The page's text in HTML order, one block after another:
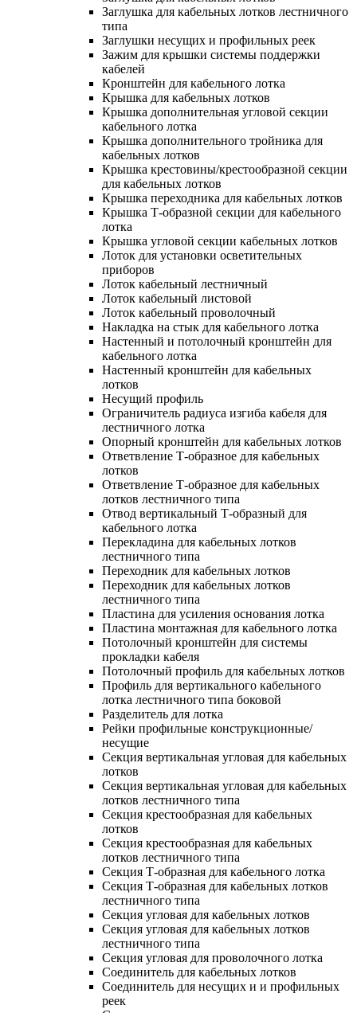
Заглушка для кабельных лотков лестничного
типа
Заглушки несущих и профильных реек
Зажим для крышки системы поддержки
кабелей
Кронштейн для кабельного лотка
Крышка для кабельных лотков
Крышка дополнительная угловой секции
кабельного лотка
Крышка дополнительного тройника для
кабельных лотков
Крышка крестовины/крестообразной секции
для кабельных лотков
Крышка переходника для кабельных лотков
Крышка Т-образной секции для кабельного
лотка
Крышка угловой секции кабельных лотков
Лоток для установки осветительных
приборов
Лоток кабельный лестничный
Лоток кабельный листовой
Лоток кабельный проволочный
Накладка на стык для кабельного лотка
Настенный и потолочный кронштейн для
кабельного лотка
Настенный кронштейн для кабельных
лотков
Несущий профиль
Ограничитель радиуса изгиба кабеля для
лестничного лотка
Опорный кронштейн для кабельных лотков
Ответвление Т-образное для кабельных
лотков
Ответвление Т-образное для кабельных
лотков лестничного типа
Отвод вертикальный Т-образный для
кабельного лотка
Перекладина для кабельных лотков
лестничного типа
Переходник для кабельных лотков
Переходник для кабельных лотков
лестничного типа
Пластина для усиления основания лотка
Пластина монтажная для кабельного лотка
Потолочный кронштейн для системы
прокладки кабеля
Потолочный профиль для кабельных лотков
Профиль для вертикального кабельного
лотка лестничного типа боковой
Разделитель для лотка
Рейки профильные конструкционные/
несущие
Секция вертикальная угловая для кабельных
лотков
Секция вертикальная угловая для кабельных
лотков лестничного типа
Секция крестообразная для кабельных
лотков
Секция крестообразная для кабельных
лотков лестничного типа
Секция Т-образная для кабельного лотка
Секция Т-образная для кабельных лотков
лестничного типа
Секция угловая для кабельных лотков
Секция угловая для кабельных лотков
лестничного типа
Секция угловая для проволочного лотка
Соединитель для кабельных лотков
Соединитель для несущих и и профильных
реек